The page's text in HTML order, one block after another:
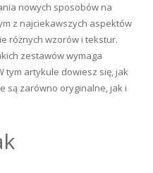
nowych sposobów na
z najciekawszych aspektów
różnych wzorów i tekstur.
zestawów wymaga
tym artykule dowiesz się, jak
są zarówno oryginalne, jak i